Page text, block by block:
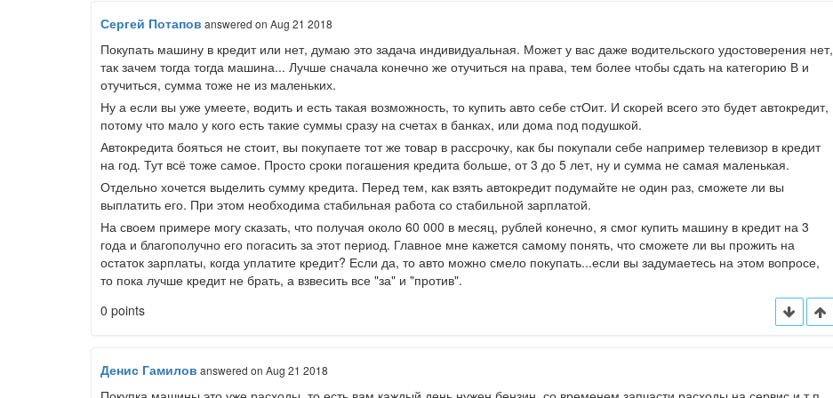
Сергей Потапов answered on Aug 21 2018
Покупать машину в кредит или нет, думаю это задача индивидуальная. Может у вас даже водительского удостоверения нет,
так зачем тогда тогда машина... Лучше сначала конечно же отучиться на права, тем более чтобы сдать на категорию В и
отучиться, сумма тоже не из маленьких.
Ну а если вы уже умеете, водить и есть такая возможность, то купить авто себе стОит. И скорей всего это будет автокредит,
потому что мало у кого есть такие суммы сразу на счетах в банках, или дома под подушкой.
Автокредита бояться не стоит, вы покупаете тот же товар в рассрочку, как бы покупали себе например телевизор в кредит
на год. Тут всё тоже самое. Просто сроки погашения кредита больше, от 3 до 5 лет, ну и сумма не самая маленькая.
Отдельно хочется выделить сумму кредита. Перед тем, как взять автокредит подумайте не один раз, сможете ли вы
выплатить его. При этом необходима стабильная работа со стабильной зарплатой.
На своем примере могу сказать, что получая около 60 000 в месяц, рублей конечно, я смог купить машину в кредит на 3
года и благополучно его погасить за этот период. Главное мне кажется самому понять, что сможете ли вы прожить на
остаток зарплаты, когда уплатите кредит? Если да, то авто можно смело покупать...если вы задумаетесь на этом вопросе,
то пока лучше кредит не брать, а взвесить все "за" и "против".
0 points
Денис Гамилов answered on Aug 21 2018